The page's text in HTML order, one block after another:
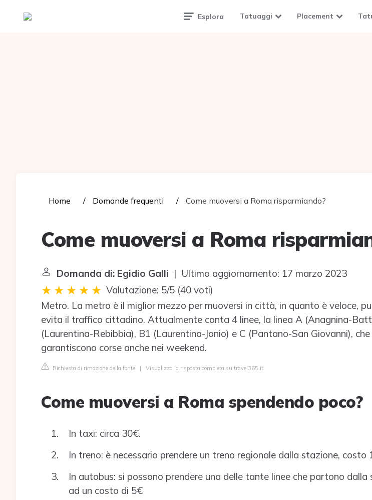
Tattoomuse.it Esplora Tatuaggi Placement
Home Domande frequenti Come muoversi a Roma risparmiando?
Come muoversi a Roma
Domanda di: Egidio Galli | Ultimo aggiornamento: 17 marzo 2023
Valutazione: 5/5 (40 voti)
Metro. La metro è il miglior mezzo per muoversi in città, in quanto è veloce,
evita il traffico cittadino. Attualmente conta 4 linee, la linea A (Anagnina-
(Laurentina-Rebibbia), B1 (Laurentina-Jonio) e C (Pantano-San Giovanni), che
garantiscono corse anche nei weekend.
Richiesta di rimozione della fonte | Visualizza la risposta completa su travel365.it
Come muoversi a Roma spendendo poco?
In taxi: circa 30€.
In treno: è necessario prendere un treno regionale dalla stazione, costo
In autobus: si possono prendere una delle tante linee che partono dalla
ad un costo di 5€